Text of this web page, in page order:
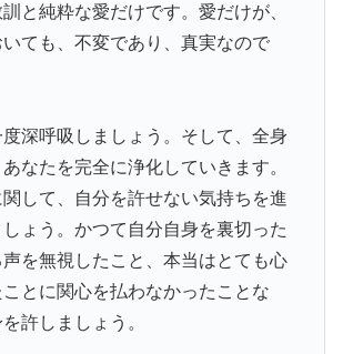
と純粋な愛だけです。愛だけが、
ても、不変であり、真実なので
深呼吸しましょう。そして、全身
なたを完全に浄化していきます。
して、自分を許せない気持ちを進
ょう。かつて自分自身を裏切った
を無視したこと、本当はとても心
とに関心を払わなかったことな
許しましょう。